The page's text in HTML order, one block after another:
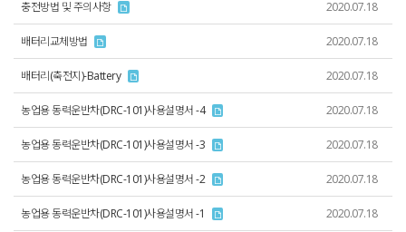
충전방법 및 주의사항 2020.07.18
배터리교체방법 2020.07.18
배터리(축전지)-Battery 2020.07.18
농업용 동력운반차(DRC-101)사용설명서 -4 2020.07.18
농업용 동력운반차(DRC-101)사용설명서 -3 2020.07.18
농업용 동력운반차(DRC-101)사용설명서 -2 2020.07.18
농업용 동력운반차(DRC-101)사용설명서 -1 2020.07.18